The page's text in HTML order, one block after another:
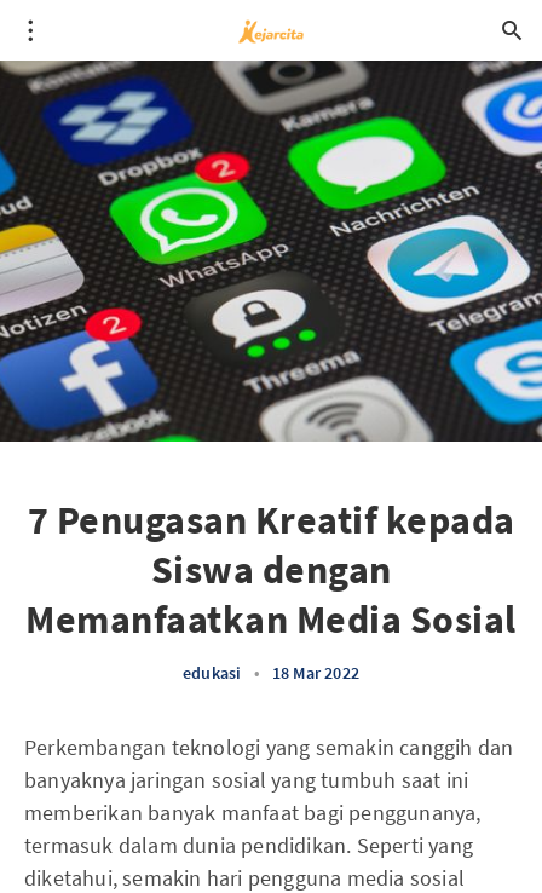
7 Penugasan Kreatif kepada
Siswa dengan
Memanfaatkan Media Sosial
edukasi • 18 Mar 2022
Perkembangan teknologi yang semakin canggih dan
banyaknya jaringan sosial yang tumbuh saat ini
memberikan banyak manfaat bagi penggunanya,
termasuk dalam dunia pendidikan. Seperti yang
diketahui, semakin hari pengguna media sosial